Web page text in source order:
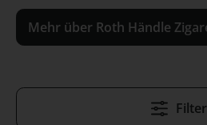
Mehr über Roth Händle
Filter